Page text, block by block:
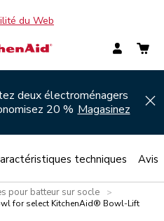
du Web
deux électroménagers
20 % Magasinez
pour batteur sur socle
>
for select KitchenAid® Bowl-Lift
techniques Avis